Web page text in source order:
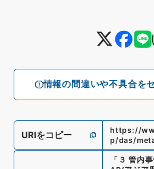
情報の間違いや不具合を
URIをコピー
https://
p/das/
「 ３ 管内